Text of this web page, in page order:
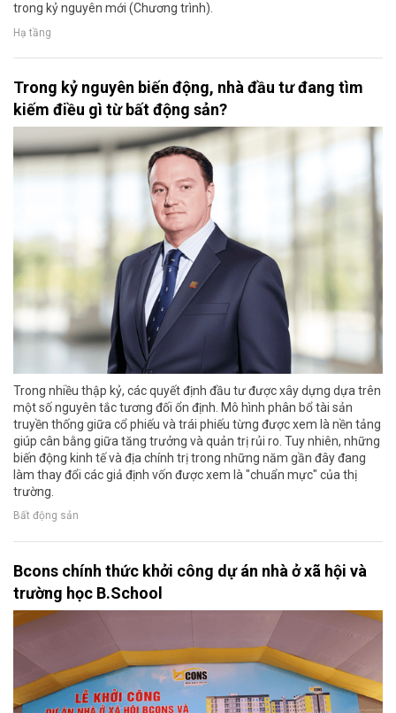
trong kỷ nguyên mới (Chương trình).
Hạ tầng
Trong kỷ nguyên biến động, nhà đầu tư đang tìm
kiếm điều gì từ bất động sản?
Trong nhiều thập kỷ, các quyết định đầu tư được xây dựng dựa trên
một số nguyên tắc tương đối ổn định. Mô hình phân bổ tài sản
truyền thống giữa cổ phiếu và trái phiếu từng được xem là nền tảng
giúp cân bằng giữa tăng trưởng và quản trị rủi ro. Tuy nhiên, những
biến động kinh tế và địa chính trị trong những năm gần đây đang
làm thay đổi các giả định vốn được xem là "chuẩn mực" của thị
trường.
Bất động sản
Bcons chính thức khởi công dự án nhà ở xã hội và
trường học B.School